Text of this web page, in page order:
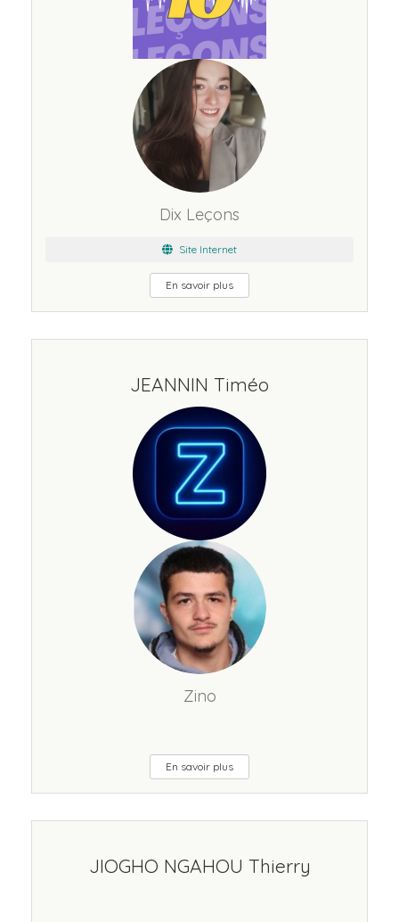
Dix Leçons
Site Internet
En savoir plus
JEANNIN Timéo
Zino
En savoir plus
JIOGHO NGAHOU Thierry